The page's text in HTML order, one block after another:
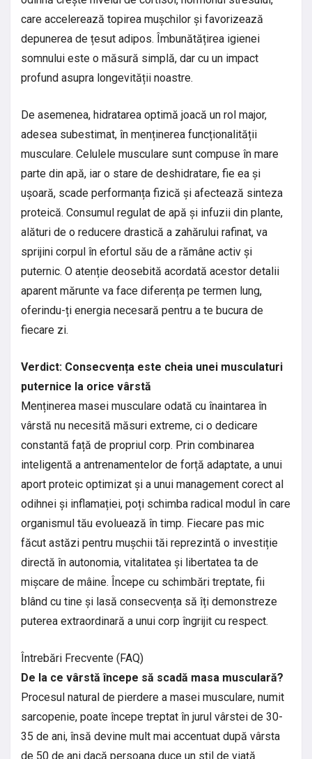
care accelerează topirea mușchilor și favorizează
depunerea de țesut adipos. Îmbunătățirea igienei
somnului este o măsură simplă, dar cu un impact
profund asupra longevității noastre.
De asemenea, hidratarea optimă joacă un rol major,
adesea subestimat, în menținerea funcționalității
musculare. Celulele musculare sunt compuse în mare
parte din apă, iar o stare de deshidratare, fie ea și
ușoară, scade performanța fizică și afectează sinteza
proteică. Consumul regulat de apă și infuzii din plante,
alături de o reducere drastică a zahărului rafinat, va
sprijini corpul în efortul său de a rămâne activ și
puternic. O atenție deosebită acordată acestor detalii
aparent mărunte va face diferența pe termen lung,
oferindu-ți energia necesară pentru a te bucura de
fiecare zi.
Verdict: Consecvența este cheia unei musculaturi
puternice la orice vârstă
Menținerea masei musculare odată cu înaintarea în
vârstă nu necesită măsuri extreme, ci o dedicare
constantă față de propriul corp. Prin combinarea
inteligentă a antrenamentelor de forță adaptate, a unui
aport proteic optimizat și a unui management corect al
odihnei și inflamației, poți schimba radical modul în care
organismul tău evoluează în timp. Fiecare pas mic
făcut astăzi pentru mușchii tăi reprezintă o investiție
directă în autonomia, vitalitatea și libertatea ta de
mișcare de mâine. Începe cu schimbări treptate, fii
blând cu tine și lasă consecvența să îți demonstreze
puterea extraordinară a unui corp îngrijit cu respect.
Întrebări Frecvente (FAQ)
De la ce vârstă începe să scadă masa musculară?
Procesul natural de pierdere a masei musculare, numit
sarcopenie, poate începe treptat în jurul vârstei de 30-
35 de ani, însă devine mult mai accentuat după vârsta
de 50 de ani dacă persoana duce un stil de viață